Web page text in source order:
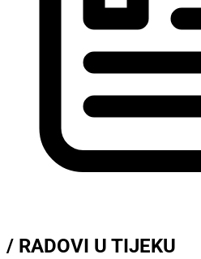
/ RADOVI U TIJEKU